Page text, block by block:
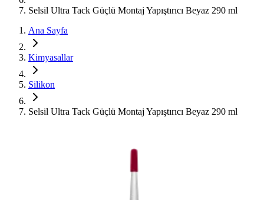
Selsil Ultra Tack Güçlü Montaj Yapıştırıcı Beyaz 290 ml
Ana Sayfa
Kimyasallar
Silikon
Selsil Ultra Tack Güçlü Montaj Yapıştırıcı Beyaz 290 ml